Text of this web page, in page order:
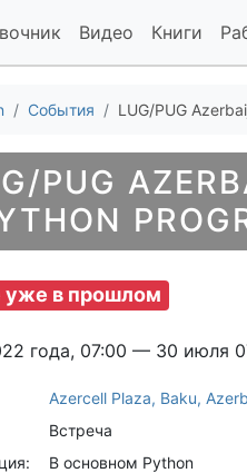
Видео Книги
События LUG/PUG
PUG
уже в прошлом
года, 07:00 — 30 июля
Azercell Plaza, Baku,
Встреча
В основном Python